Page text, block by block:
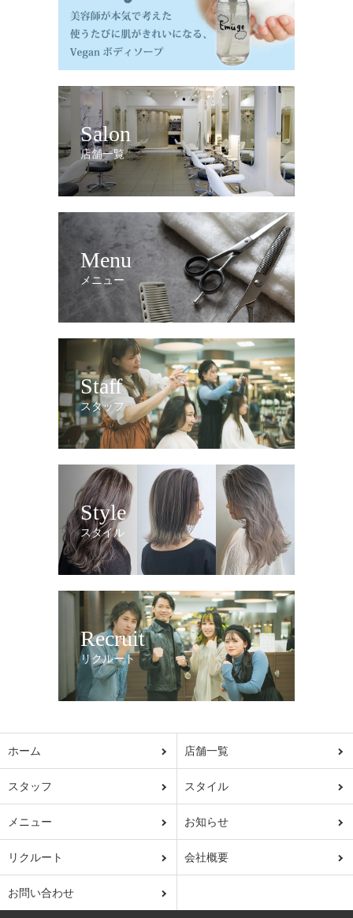
Salon
店舗一覧
Menu
メニュー
Staff
スタッフ
Style
スタイル
Recruit
リクルート
ホーム 店舗一覧
スタッフ スタイル
メニュー お知らせ
リクルート 会社概要
お問い合わせ